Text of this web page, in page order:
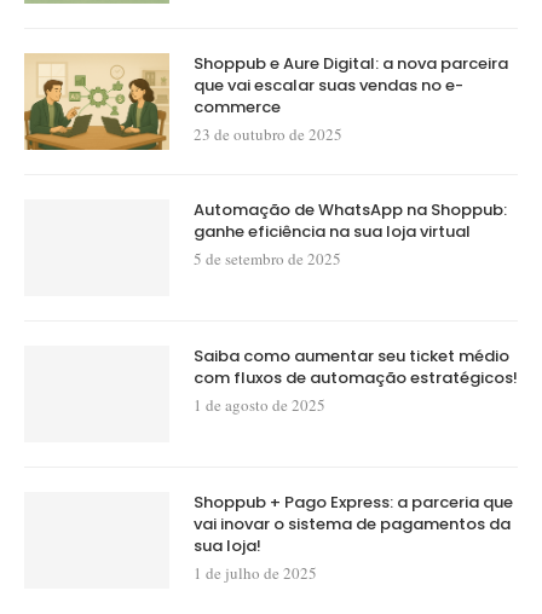
Shoppub e Aure Digital: a nova parceira
que vai escalar suas vendas no e-
commerce
23 de outubro de 2025
Automação de WhatsApp na Shoppub:
ganhe eficiência na sua loja virtual
5 de setembro de 2025
Saiba como aumentar seu ticket médio
com fluxos de automação estratégicos!
1 de agosto de 2025
Shoppub + Pago Express: a parceria que
vai inovar o sistema de pagamentos da
sua loja!
1 de julho de 2025